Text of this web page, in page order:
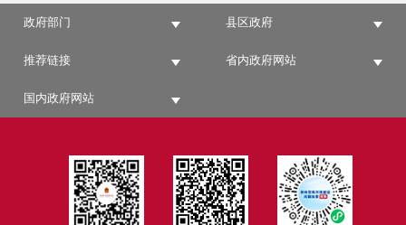
政府部门 县区政府
推荐链接 省内政府网站
国内政府网站